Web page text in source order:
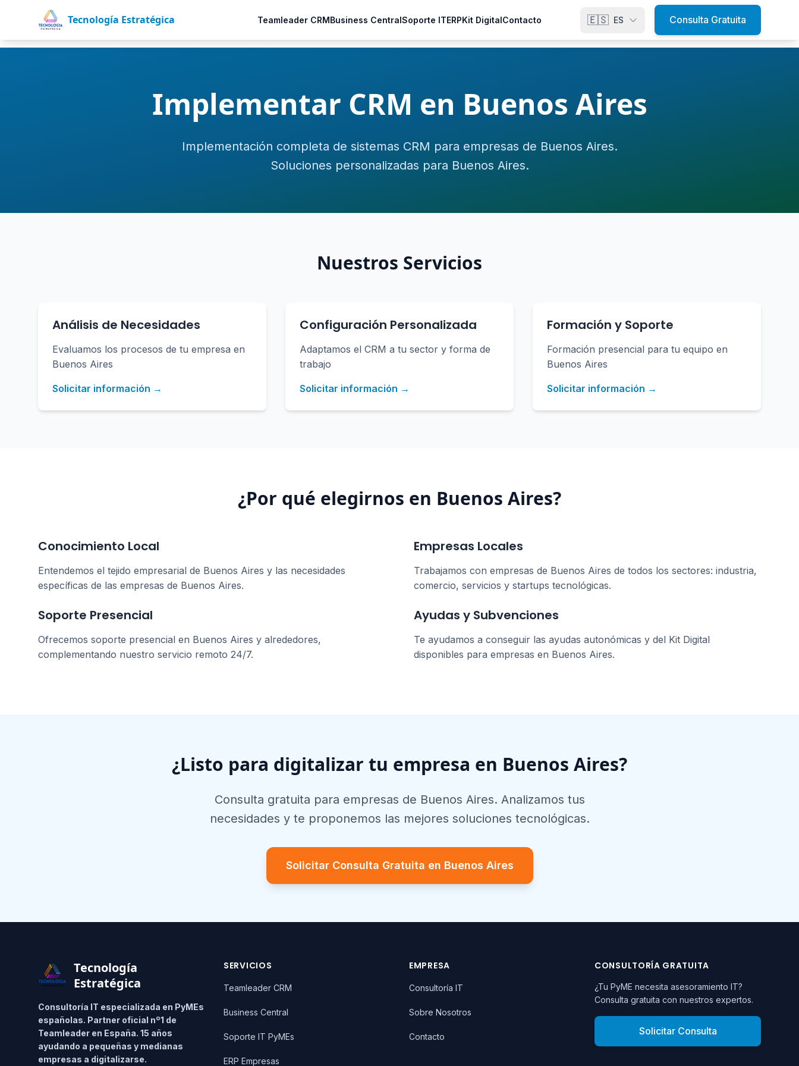
Tecnología Estratégica Teamleader CRMBusiness CentralSoporte ITERPKit DigitalContacto 🇪🇸 ES Consulta Gratuita
Implementar CRM en Buenos Aires
Implementación completa de sistemas CRM para empresas de Buenos Aires.
Soluciones personalizadas para Buenos Aires.
Nuestros Servicios
Análisis de Necesidades
Evaluamos los procesos de tu empresa en
Buenos Aires
Solicitar información →
Configuración Personalizada
Adaptamos el CRM a tu sector y forma de
trabajo
Solicitar información →
Formación y Soporte
Formación presencial para tu equipo en
Buenos Aires
Solicitar información →
¿Por qué elegirnos en Buenos Aires?
Conocimiento Local
Entendemos el tejido empresarial de Buenos Aires y las necesidades
específicas de las empresas de Buenos Aires.
Soporte Presencial
Ofrecemos soporte presencial en Buenos Aires y alrededores,
complementando nuestro servicio remoto 24/7.
Empresas Locales
Trabajamos con empresas de Buenos Aires de todos los sectores: industria,
comercio, servicios y startups tecnológicas.
Ayudas y Subvenciones
Te ayudamos a conseguir las ayudas autonómicas y del Kit Digital
disponibles para empresas en Buenos Aires.
¿Listo para digitalizar tu empresa en Buenos Aires?
Consulta gratuita para empresas de Buenos Aires. Analizamos tus
necesidades y te proponemos las mejores soluciones tecnológicas.
Solicitar Consulta Gratuita en Buenos Aires
Tecnología
Estratégica
Consultoría IT especializada en PyMEs
españolas. Partner oficial nº1 de
Teamleader en España. 15 años
ayudando a pequeñas y medianas
empresas a digitalizarse.
SERVICIOS
Teamleader CRM
Business Central
Soporte IT PyMEs
ERP Empresas
EMPRESA
Consultoría IT
Sobre Nosotros
Contacto
CONSULTORÍA GRATUITA
¿Tu PyME necesita asesoramiento IT?
Consulta gratuita con nuestros expertos.
Solicitar Consulta